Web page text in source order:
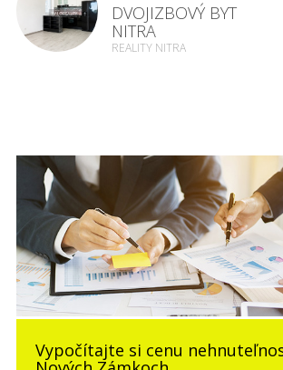
DVOJIZBOVÝ BYT
NITRA
REALITY NITRA
Vypočítajte si cenu